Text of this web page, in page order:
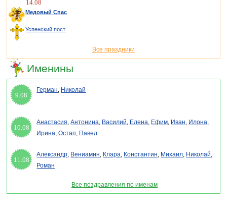
14.08
Медовый Спас
Успенский пост
Все праздники
Именины
9.08
Герман, Николай
10.08
Анастасия,Антонина, Василий, Елена, Ефим, Иван, Илона,
Ирина,Остап, Павел
11.08
Александр, Вениамин, Клара, Константин, Михаил, Николай,
Роман
Все поздравления по именам